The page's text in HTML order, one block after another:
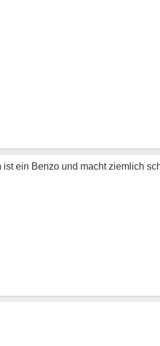
ein Benzo und macht ziemlich